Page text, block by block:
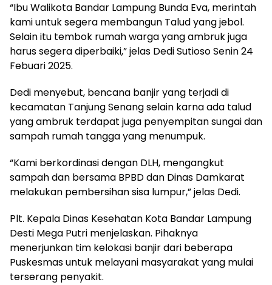
“Ibu Walikota Bandar Lampung Bunda Eva, merintah
kami untuk segera membangun Talud yang jebol.
Selain itu tembok rumah warga yang ambruk juga
harus segera diperbaiki,” jelas Dedi Sutioso Senin 24
Febuari 2025.
Dedi menyebut, bencana banjir yang terjadi di
kecamatan Tanjung Senang selain karna ada talud
yang ambruk terdapat juga penyempitan sungai dan
sampah rumah tangga yang menumpuk.
“Kami berkordinasi dengan DLH, mengangkut
sampah dan bersama BPBD dan Dinas Damkarat
melakukan pembersihan sisa lumpur,” jelas Dedi.
Plt. Kepala Dinas Kesehatan Kota Bandar Lampung
Desti Mega Putri menjelaskan. Pihaknya
menerjunkan tim kelokasi banjir dari beberapa
Puskesmas untuk melayani masyarakat yang mulai
terserang penyakit.